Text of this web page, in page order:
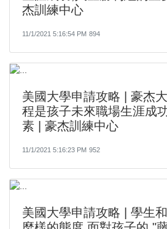
杰訓練中心
11/1/2021 5:16:54 PM 894
美國大學申請攻略 | 豪杰
程是孩子未來職場生涯成
素 | 豪杰訓練中心
11/1/2021 5:16:23 PM 952
美國大學申請攻略 | 學生